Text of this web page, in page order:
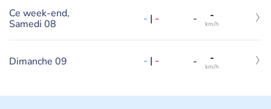
Ce week-end,
Samedi 08
- | - - -
km/h
Dimanche 09 - | - - -
km/h